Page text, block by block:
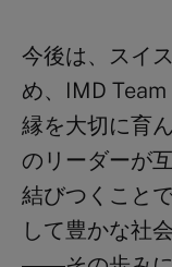
今後は、スイ
め、IMD
縁を大切に育
のリーダーが
結びつくこと
して豊かな社